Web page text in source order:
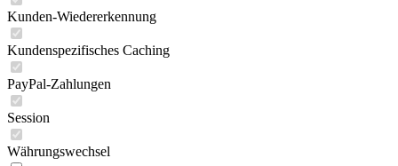
Kunden-Wiedererkennung
Kundenspezifisches Caching
PayPal-Zahlungen
Session
Währungswechsel